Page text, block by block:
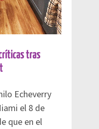
tras
Echeverry
el 8 de
que en el